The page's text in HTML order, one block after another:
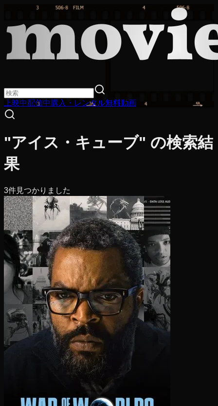
上映中配信中購入・レンタル無料動画
"アイス・キューブ" の検索結
果
3件見つかりました